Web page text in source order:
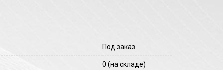
Под заказ
0 (на складе)